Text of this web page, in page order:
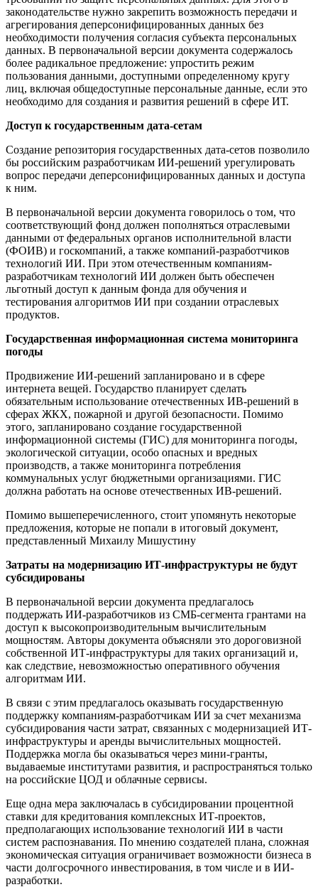
законодательстве нужно закрепить возможность передачи и
агрегирования деперсонифицированных данных без
необходимости получения согласия субъекта персональных
данных. В первоначальной версии документа содержалось
более радикальное предложение: упростить режим
пользования данными, доступными определенному кругу
лиц, включая общедоступные персональные данные, если это
необходимо для создания и развития решений в сфере ИТ.
Доступ к государственным дата-сетам
Создание репозитория государственных дата-сетов позволило
бы российским разработчикам ИИ-решений урегулировать
вопрос передачи деперсонифицированных данных и доступа
к ним.
В первоначальной версии документа говорилось о том, что
соответствующий фонд должен пополняться отраслевыми
данными от федеральных органов исполнительной власти
(ФОИВ) и госкомпаний, а также компаний-разработчиков
технологий ИИ. При этом отечественным компаниям-
разработчикам технологий ИИ должен быть обеспечен
льготный доступ к данным фонда для обучения и
тестирования алгоритмов ИИ при создании отраслевых
продуктов.
Государственная информационная система мониторинга
погоды
Продвижение ИИ-решений запланировано и в сфере
интернета вещей. Государство планирует сделать
обязательным использование отечественных ИВ-решений в
сферах ЖКХ, пожарной и другой безопасности. Помимо
этого, запланировано создание государственной
информационной системы (ГИС) для мониторинга погоды,
экологической ситуации, особо опасных и вредных
производств, а также мониторинга потребления
коммунальных услуг бюджетными организациями. ГИС
должна работать на основе отечественных ИВ-решений.
Помимо вышеперечисленного, стоит упомянуть некоторые
предложения, которые не попали в итоговый документ,
представленный Михаилу Мишустину
Затраты на модернизацию ИТ-инфраструктуры не будут
субсидированы
В первоначальной версии документа предлагалось
поддержать ИИ-разработчиков из СМБ-сегмента грантами на
доступ к высокопроизводительным вычислительным
мощностям. Авторы документа объясняли это дороговизной
собственной ИТ-инфраструктуры для таких организаций и,
как следствие, невозможностью оперативного обучения
алгоритмам ИИ.
В связи с этим предлагалось оказывать государственную
поддержку компаниям-разработчикам ИИ за счет механизма
субсидирования части затрат, связанных с модернизацией ИТ-
инфраструктуры и аренды вычислительных мощностей.
Поддержка могла бы оказываться через мини-гранты,
выдаваемые институтами развития, и распространяться только
на российские ЦОД и облачные сервисы.
Еще одна мера заключалась в субсидировании процентной
ставки для кредитования комплексных ИТ-проектов,
предполагающих использование технологий ИИ в части
систем распознавания. По мнению создателей плана, сложная
экономическая ситуация ограничивает возможности бизнеса в
части долгосрочного инвестирования, в том числе и в ИИ-
разработки.